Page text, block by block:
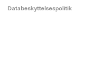
Databeskyttelsespolitik